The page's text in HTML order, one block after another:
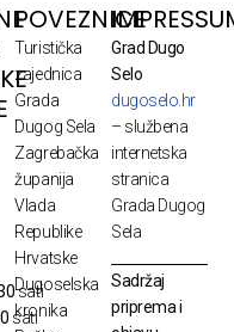
sati
sati
POVEZNICE
Turistička
zajednica
Grada
Dugog Sela
Zagrebačka
županija
Vlada
Republike
Hrvatske
Dugoselska
kronika
Grad Dugo
Selo
dugoselo.hr
– službena
internetska
stranica
Grada Dugog
Sela
Sadržaj
priprema i